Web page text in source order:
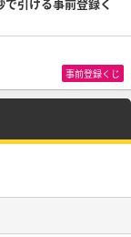
引ける事前登録く
事前登録くじ